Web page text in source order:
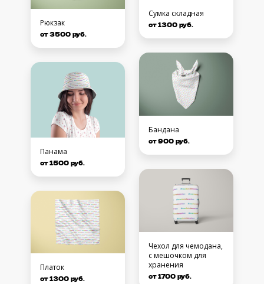
Рюкзак
от 3500 руб.
Панама
от 1500 руб.
Платок
от 1300 руб.
Сумка складная
от 1300 руб.
Бандана
от 900 руб.
Чехол для чемодана,
с мешочком для
хранения
от 1700 руб.